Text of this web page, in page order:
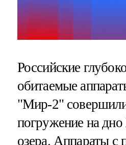
Российские
обитаемые
"Мир-2"
погружение на
озера. Аппараты с